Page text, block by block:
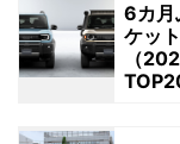
6カ月
ケッ
（